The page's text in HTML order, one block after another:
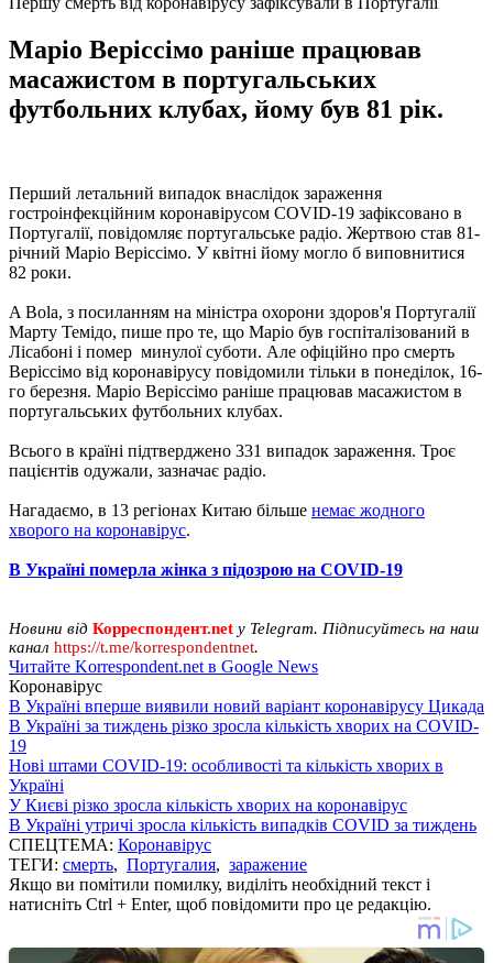
Маріо Веріссімо раніше працював
масажистом в португальських
футбольних клубах, йому був 81 рік.
Перший летальний випадок внаслідок зараження
гостроінфекційним коронавірусом COVID-19 зафіксовано в
Португалії, повідомляє португальське радіо. Жертвою став 81-
річний Маріо Веріссімо. У квітні йому могло б виповнитися
82 роки.
A Bola, з посиланням на міністра охорони здоров'я Португалії
Марту Темідо, пише про те, що Маріо був госпіталізований в
Лісабоні і помер минулої суботи. Але офіційно про смерть
Веріссімо від коронавірусу повідомили тільки в понеділок, 16-
го березня. Маріо Веріссімо раніше працював масажистом в
португальських футбольних клубах.
Всього в країні підтверджено 331 випадок зараження. Троє
пацієнтів одужали, зазначає радіо.
Нагадаємо, в 13 регіонах Китаю більше немає жодного
хворого на коронавірус.
В Україні померла жінка з підозрою на COVID-19
Новини від Корреспондент.net у Telegram. Підписуйтесь на наш
канал https://t.me/korrespondentnet.
Читайте Korrespondent.net в Google News
Коронавірус
В Україні вперше виявили новий варіант коронавірусу Цикада
В Україні за тиждень різко зросла кількість хворих на COVID-
19
Нові штами COVID-19: особливості та кількість хворих в
Україні
У Києві різко зросла кількість хворих на коронавірус
В Україні утричі зросла кількість випадків COVID за тиждень
СПЕЦТЕМА: Коронавірус
ТЕГИ: смерть, Португалия, заражение
Якщо ви помітили помилку, виділіть необхідний текст і
натисніть Ctrl + Enter, щоб повідомити про це редакцію.